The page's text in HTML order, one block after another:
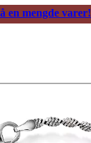
en mengde varer!